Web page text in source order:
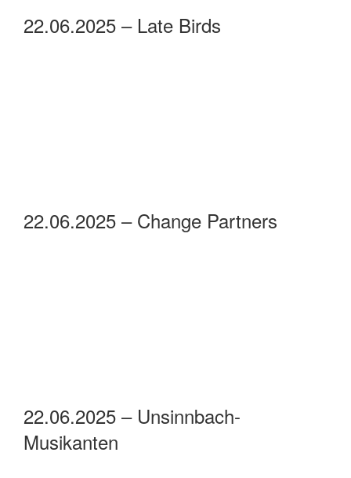
22.06.2025 – Late Birds
22.06.2025 – Change Partners
22.06.2025 – Unsinnbach-
Musikanten